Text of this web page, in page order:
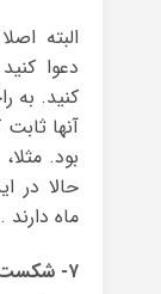
البته
دعوا
کنید. به
آنها
بود.
حالا در
ماه دارند .
۷- شکست ضرورت نیل به موفقیت